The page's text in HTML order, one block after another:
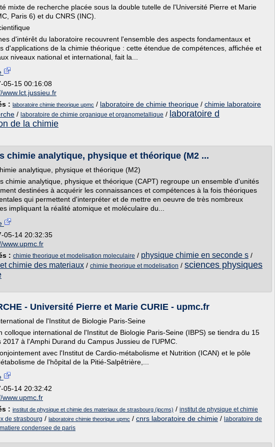
mixte de recherche placée sous la double tutelle de l'Université Pierre et Marie
Paris 6) et du CNRS (INC).
d'intérêt du laboratoire recouvrent l'ensemble des aspects fondamentaux et
d'applications de la chimie théorique : cette étendue de compétences, affichée et
niveaux national et international, fait la...
05-15 00:16:08
www.lct.jussieu.fr
: laboratoire chimie theorique upmc / laboratoire de chimie theorique / chimie laboratoire
/ laboratoire de chimie organique et organometallique / laboratoire d
de la chimie
chimie analytique, physique et théorique (M2 ...
analytique, physique et théorique (M2)
chimie analytique, physique et théorique (CAPT) regroupe un ensemble d'unités
destinées à acquérir les connaissances et compétences à la fois théoriques
qui permettent d'interpréter et de mettre en oeuvre de très nombreux
impliquant la réalité atomique et moléculaire du...
05-14 20:32:35
www.upmc.fr
: chimie theorique et modelisation moleculaire / physique chimie en seconde s /
chimie des materiaux / chimie theorique et modelisation / sciences physiques
- Université Pierre et Marie CURIE - upmc.fr
de l'Institut de Biologie Paris-Seine
colloque international de l'Institut de Biologie Paris-Seine (IBPS) se tiendra du 15
2017 à l'Amphi Durand du Campus Jussieu de l'UPMC.
avec l'Institut de Cardio-métabolisme et Nutrition (ICAN) et le pôle
de l'hôpital de la Pitié-Salpêtrière,...
05-14 20:32:42
www.upmc.fr
: institut de physique et chimie des materiaux de strasbourg (ipcms) / institut de physique et chimie
de strasbourg / laboratoire chimie theorique upmc / cnrs laboratoire de chimie / laboratoire de
condensee de paris